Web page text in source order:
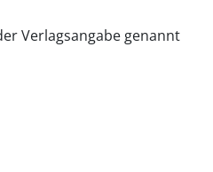
Verlagsangabe genannt